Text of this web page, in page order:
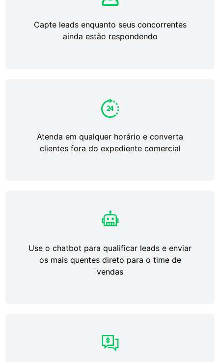
Capte leads enquanto seus concorrentes
ainda estão respondendo
Atenda em qualquer horário e converta
clientes fora do expediente comercial
Use o chatbot para qualificar leads e enviar
os mais quentes direto para o time de
vendas